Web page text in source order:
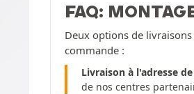
FAQ:
Deux options de
commande :
Livraison à l'adresse
de nos centres